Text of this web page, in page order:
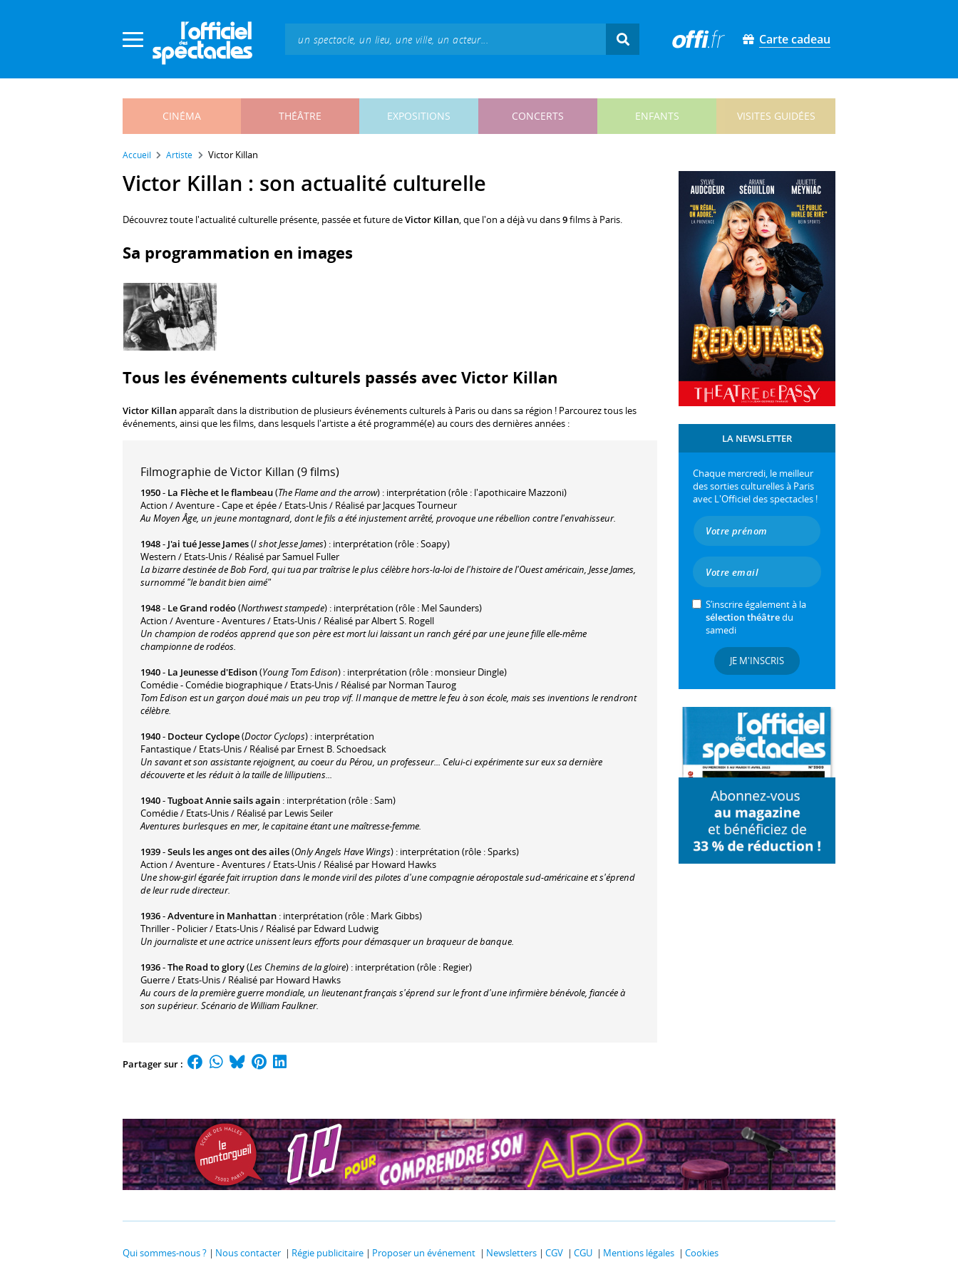
Carte cadeau
CINÉMA THÉÂTRE EXPOSITIONS CONCERTS ENFANTS VISITES GUIDÉES
Accueil Artiste Victor Killan
Victor Killan : son actualité culturelle
Découvrez toute l'actualité culturelle présente, passée et future deVictor Killan, que l'on a déjà vu dans9films à Paris.
Sa programmation en images
Tous les événements culturels passés avec Victor Killan
Victor Killanapparaît dans la distribution de plusieurs événements culturels à Paris ou dans sa région ! Parcourez tous les
événements, ainsi que les films, dans lesquels l'artiste a été programmé(e) au cours des dernières années :
Filmographie de Victor Killan (9 films)
1950- La Flèche et le flambeau(The Flame and the arrow) : interprétation (rôle : l'apothicaire Mazzoni)
Action / Aventure - Cape et épée / Etats-Unis / Réalisé par Jacques Tourneur
Au Moyen Âge, un jeune montagnard, dont le fils a été injustement arrêté, provoque une rébellion contre l'envahisseur.
1948- J'ai tué Jesse James(I shot Jesse James) : interprétation (rôle : Soapy)
Western / Etats-Unis / Réalisé par Samuel Fuller
La bizarre destinée de Bob Ford, qui tua par traîtrise le plus célèbre hors-la-loi de l'histoire de l'Ouest américain, Jesse James,
surnommé "le bandit bien aimé"
1948- Le Grand rodéo(Northwest stampede) : interprétation (rôle : Mel Saunders)
Action / Aventure - Aventures / Etats-Unis / Réalisé par Albert S. Rogell
Un champion de rodéos apprend que son père est mort lui laissant un ranch géré par une jeune fille elle-même
championne de rodéos.
1940- La Jeunesse d'Edison(Young Tom Edison) : interprétation (rôle : monsieur Dingle)
Comédie - Comédie biographique / Etats-Unis / Réalisé par Norman Taurog
Tom Edison est un garçon doué mais un peu trop vif. Il manque de mettre le feu à son école, mais ses inventions le rendront
célèbre.
1940- Docteur Cyclope(Doctor Cyclops) : interprétation
Fantastique / Etats-Unis / Réalisé par Ernest B. Schoedsack
Un savant et son assistante rejoignent, au coeur du Pérou, un professeur... Celui-ci expérimente sur eux sa dernière
découverte et les réduit à la taille de lilliputiens...
1940-Tugboat Annie sails again : interprétation (rôle : Sam)
Comédie / Etats-Unis / Réalisé par Lewis Seiler
Aventures burlesques en mer, le capitaine étant une maîtresse-femme.
1939-Seuls les anges ont des ailes(Only Angels Have Wings) : interprétation (rôle : Sparks)
Action / Aventure - Aventures / Etats-Unis / Réalisé par Howard Hawks
Une show-girl égarée fait irruption dans le monde viril des pilotes d'une compagnie aéropostale sud-américaine et s'éprend
de leur rude directeur.
1936-Adventure in Manhattan : interprétation (rôle : Mark Gibbs)
Thriller - Policier / Etats-Unis / Réalisé par Edward Ludwig
Un journaliste et une actrice unissent leurs efforts pour démasquer un braqueur de banque.
1936-The Road to glory(Les Chemins de la gloire) : interprétation (rôle : Regier)
Guerre / Etats-Unis / Réalisé par Howard Hawks
Au cours de la première guerre mondiale, un lieutenant français s'éprend sur le front d'une infirmière bénévole, fiancée à
son supérieur. Scénario de William Faulkner.
Partager sur :
LA NEWSLETTER
Chaque mercredi, le meilleur
des sorties culturelles à Paris
avec L'Officiel des spectacles !
S’inscrire également à la
sélection théâtredu
samedi
JE M'INSCRIS
Qui sommes-nous ? Nous contacter Régie publicitaire Proposer un événement Newsletters CGV CGU Mentions légales Cookies